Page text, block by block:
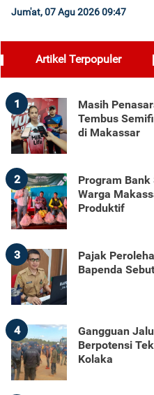
Jum'at, 07 Agu 2026 09:47
Artikel Terpopuler
1
Masih
Tembus
di Makassar
2
Program Bank
Warga
Produktif
3
Pajak
Bapenda
4
Gangguan
Berpotensi
Kolaka